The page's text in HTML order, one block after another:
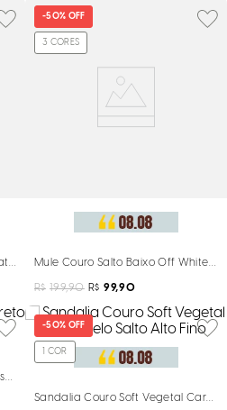
Salto Fino
-50% OFF
3 CORES
Mule Couro Salto Baixo Off White
R$ 199,90 R$ 99,90
-50% OFF
COR
Sandalia Couro Soft Vegetal